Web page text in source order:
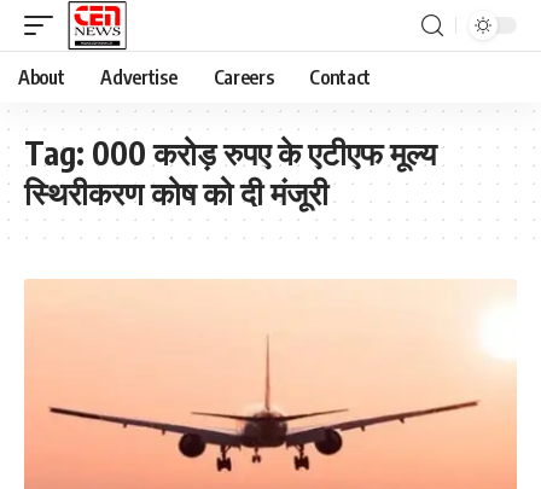
About Advertise Careers Contact
Tag: 000 करोड़ रुपए के एटीएफ मूल्य
स्थिरीकरण कोष को दी मंजूरी